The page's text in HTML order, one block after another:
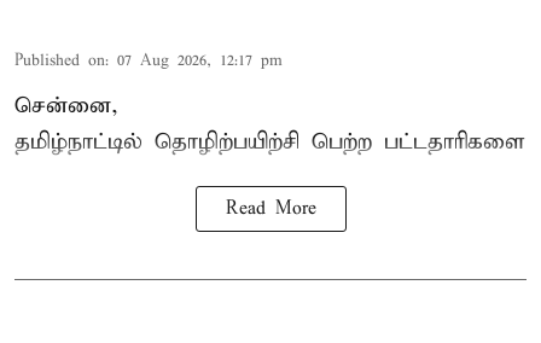
Published on: 07 Aug 2026, 12:17 pm
சென்னை,
தமிழ்நாட்டில் தொழிற்பயிற்சி பெற்ற பட்டதாரிகளை
Read More